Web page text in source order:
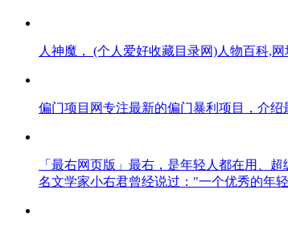
人神魔， (个人爱好收藏目录网)人物百科,
偏门项目网专注最新的偏门暴利项目，介
「最右网页版」最右，是年轻人都在用、
名文学家小右君曾经说过："一个优秀的年